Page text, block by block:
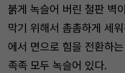
붉게 녹슬어 버린 철판 벽
막기 위해서 촘촘하게 세
에서 면으로 힘을 전환하
족족 모두 녹슬어 있다.